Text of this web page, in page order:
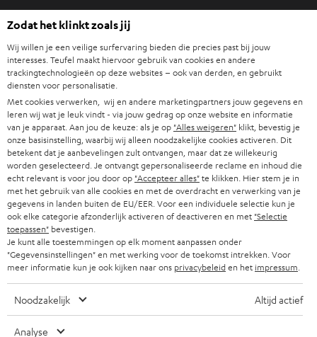
n
n
e
u
w
e
t
a
b
Advies
Weetjes
Entertainment
Shop NL
Shop BE
Contact
Newsletter
Netiquette
Instellingen privacybeleid
Privacybeleid
Disclaimer
Deutsch
English
Français
Nederlands
Español
Italiano
Zodat het klinkt zoals jij
Wij willen je een veilige surfervaring bieden die precies past bij jouw
interesses. Teufel maakt hiervoor gebruik van cookies en andere
trackingtechnologieën op deze websites – ook van derden, en gebruikt
diensten voor personalisatie.
Met cookies verwerken, wij en andere marketingpartners jouw gegevens en
leren wij wat je leuk vindt - via jouw gedrag op onze website en informatie
van je apparaat. Aan jou de keuze: als je op "Alles weigeren" klikt, bevestig je
onze basisinstelling, waarbij wij alleen noodzakelijke cookies activeren. Dit
betekent dat je aanbevelingen zult ontvangen, maar dat ze willekeurig
worden geselecteerd. Je ontvangt gepersonaliseerde reclame en inhoud die
echt relevant is voor jou door op "Accepteer alles"te klikken. Hier stem je in
met het gebruik van alle cookies en met de overdracht en verwerking van je
gegevens in landen buiten de EU/EER. Voor een individuele selectie kun je
ook elke categorie afzonderlijk activeren of deactiveren en met "Selectie
toepassen" bevestigen.
Je kunt alle toestemmingen op elk moment aanpassen onder
"Gegevensinstellingen" en met werking voor de toekomst intrekken. Voor
meer informatie kun je ook kijken naar ons privacybeleiden het impressum
Noodzakelijk Altijd actief
Analyse